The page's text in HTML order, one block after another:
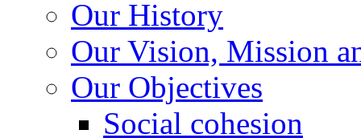
Our History
Our Vision, Mission
Our Objectives
Social cohesion